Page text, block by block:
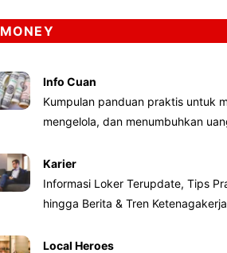
MONEY
Info Cuan
Kumpulan panduan praktis untuk
mengelola, dan menumbuhkan
Karier
Informasi Loker Terupdate, Tips
hingga Berita & Tren
Local Heroes